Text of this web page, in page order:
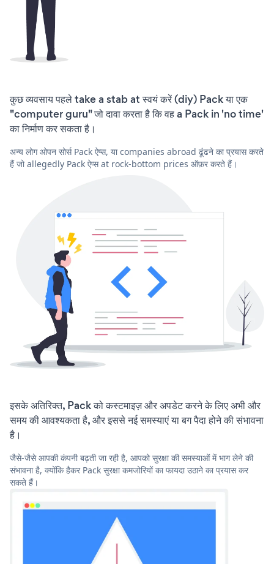
कुछ व्यवसाय पहले take a stab at स्वयं करें (diy) Pack या एक
"computer guru" जो दावा करता है कि वह a Pack in 'no time'
का निर्माण कर सकता है।
अन्य लोग ओपन सोर्स Pack ऐप्स, या companies abroad ढूंढने का प्रयास करते
हैं जो allegedly Pack ऐप्स at rock-bottom prices ऑफ़र करते हैं।
इसके अतिरिक्त, Pack को कस्टमाइज़ और अपडेट करने के लिए अभी और
समय की आवश्यकता है, और इससे नई समस्याएं या बग पैदा होने की संभावना
है।
जैसे-जैसे आपकी कंपनी बढ़ती जा रही है, आपको सुरक्षा की समस्याओं में भाग लेने की
संभावना है, क्योंकि हैकर Pack सुरक्षा कमजोरियों का फायदा उठाने का प्रयास कर
सकते हैं।